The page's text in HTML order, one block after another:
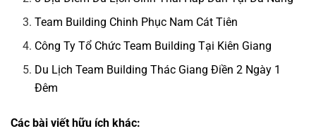
Team Building Chinh Phục Nam Cát Tiên
Công Ty Tổ Chức Team Building Tại Kiên Giang
Du Lịch Team Building Thác Giang Điền 2 Ngày 1
Đêm
Các bài viết hữu ích khác: